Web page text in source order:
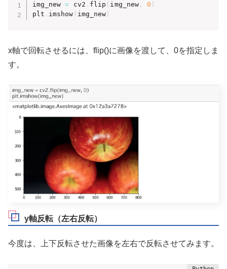
img_new = cv2 . flip ( img_new , 0 )
plt . imshow ( img_new )
x軸で回転させるには、flip()に画像を渡して、0を指定しま
す。
y軸反転（左右反転）
今度は、上下反転させた画像を左右で反転させてみます。